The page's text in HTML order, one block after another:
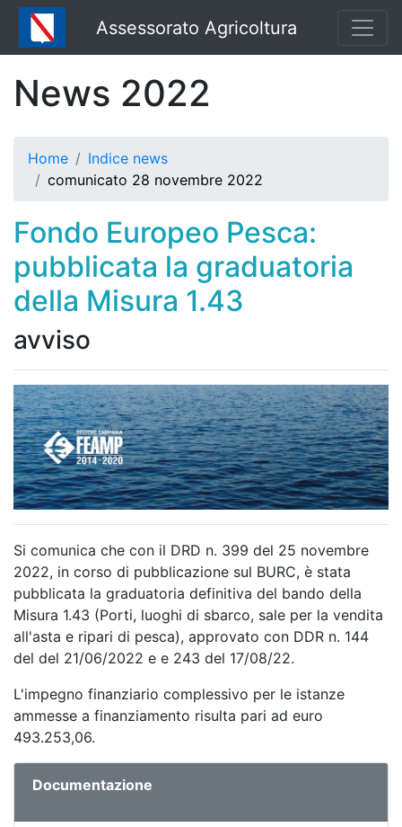
Assessorato Agricoltura
News 2022
Home
Indice news
comunicato 28 novembre 2022
Fondo Europeo Pesca:
pubblicata la graduatoria
della Misura 1.43
avviso
Si comunica che con il DRD n. 399 del 25 novembre
2022, in corso di pubblicazione sul BURC, è stata
pubblicata la graduatoria definitiva del bando della
Misura 1.43 (Porti, luoghi di sbarco, sale per la vendita
all'asta e ripari di pesca), approvato con DDR n. 144
del del 21/06/2022 e e 243 del 17/08/22.
L'impegno finanziario complessivo per le istanze
ammesse a finanziamento risulta pari ad euro
493.253,06.
Documentazione